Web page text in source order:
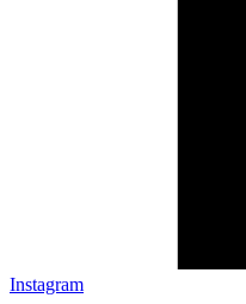
Instagram